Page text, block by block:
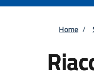
Home /